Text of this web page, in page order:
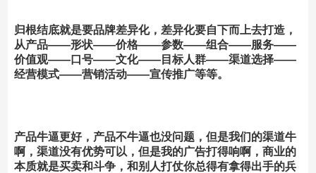
归根结底就是要品牌差异化，差异化要自下而上去打造，
从产品——形状——价格——参数——组合——服务——
价值观——口号——文化——目标人群——渠道选择——
经营模式——营销活动——宣传推广等等。
产品牛逼更好，产品不牛逼也没问题，但是我们的渠道牛
啊，渠道没有优势可以，但是我的广告打得响啊，商业的
本质就是买卖和斗争，和别人打仗你总得有拿得出手的兵